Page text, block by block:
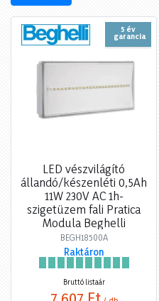
5 év
garancia
LED vészvilágító
állandó/készenléti 0,5Ah
11W 230V AC 1h-
szigetüzem fali Pratica
Modula Beghelli
BEGH18500A
Raktáron
Bruttó listaár